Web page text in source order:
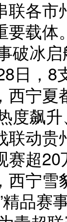
联各
要载体
冰启
日，
西宁
度飙
动贵
赛超
西宁
品赛